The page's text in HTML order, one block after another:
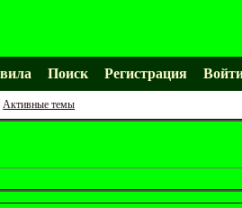
Поиск Регистрация
Активные темы